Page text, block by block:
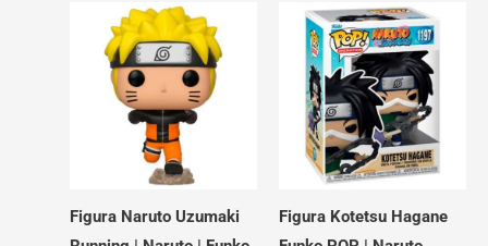
Figura Naruto Uzumaki
Figura Kotetsu Hagane